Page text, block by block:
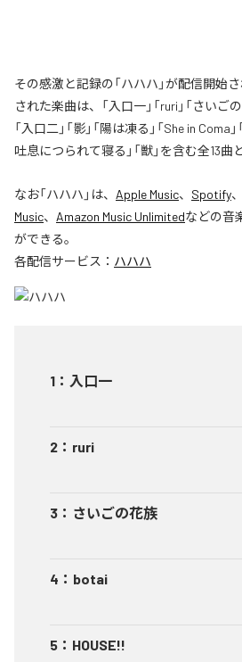
その感激と記録の「ハハハ」が配信開始
された楽曲は、「入口一」「ruri」「さいごの
「入口二」「影」「陽は凍る」「She in Coma
吐息につられて寝る」「獣」を含む全13曲
なお「ハハハ 」は、 Apple Music、 Spotify、
Music、 Amazon Music Unlimitedなどの音
ができる。
各配信サービス： ハハハ
1 ： 入口一
2 ： ruri
3 ： さいごの花族
4 ： botai
5 ： HOUSE!!